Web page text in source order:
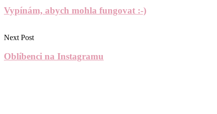
Vypínám, abych mohla fungovat :-)
Next Post
Oblíbenci na Instagramu